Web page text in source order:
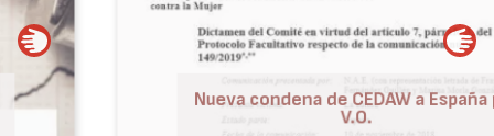
Nueva condena de CEDAW a España por